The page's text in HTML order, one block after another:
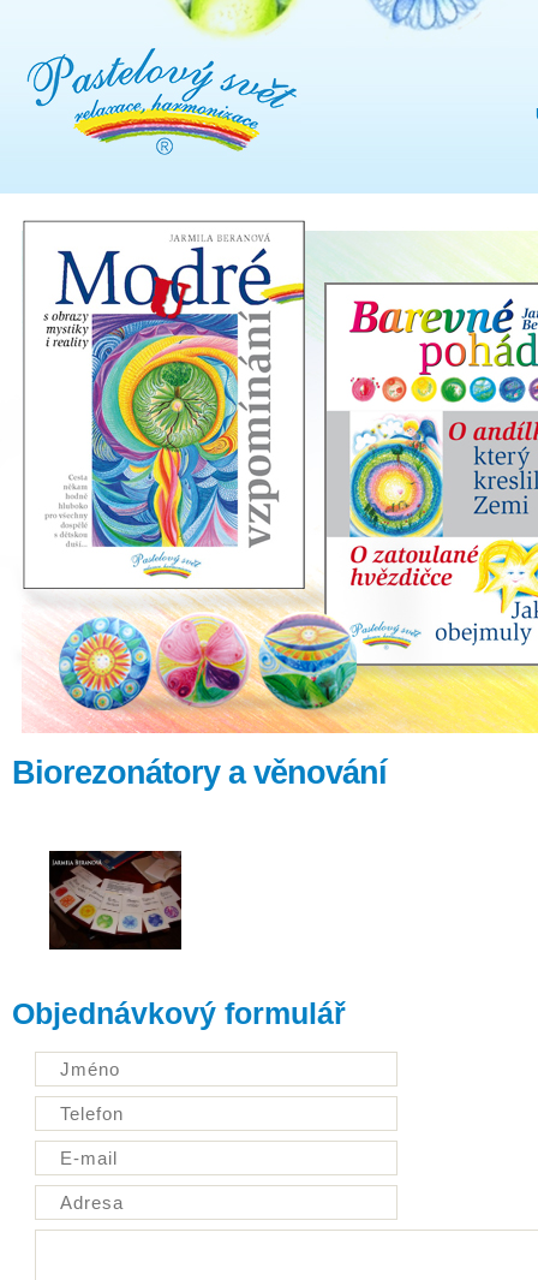
Biorezonátory a věnování
Objednávkový formulář